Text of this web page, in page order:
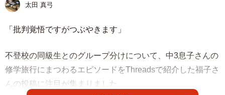
太田 真弓
「批判覚悟ですがつぶやきます」
不登校の同級生とのグループ分けについて、中3息子さんの
修学旅行にまつわるエピソードをThreadsで紹介した福子さ
んの投稿に注目が集まりました。